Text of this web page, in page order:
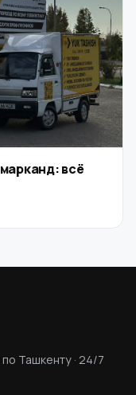
всё
Ташкенту · 24/7